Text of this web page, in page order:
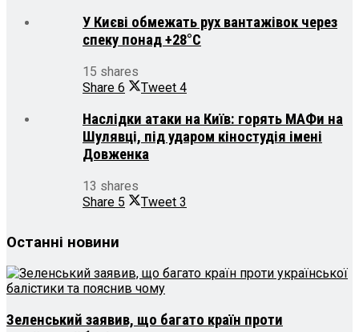
У Києві обмежать рух вантажівок через
спеку понад +28°С
15 shares
Share 6 Tweet 4
Наслідки атаки на Київ: горять МАФи на
Шулявці, під ударом кіностудія імені
Довженка
13 shares
Share 5 Tweet 3
Останні новини
Зеленський заявив, що багато країн проти